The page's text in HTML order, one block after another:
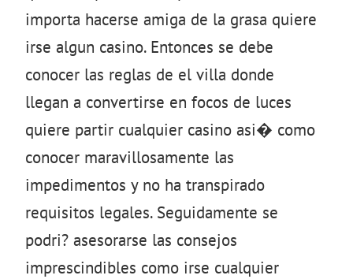
importa hacerse amiga de la grasa quiere
irse algun casino. Entonces se debe
conocer las reglas de el villa donde
llegan a convertirse en focos de luces
quiere partir cualquier casino asi� como
conocer maravillosamente las
impedimentos y no ha transpirado
requisitos legales. Seguidamente se
podri? asesorarse las consejos
imprescindibles como irse cualquier